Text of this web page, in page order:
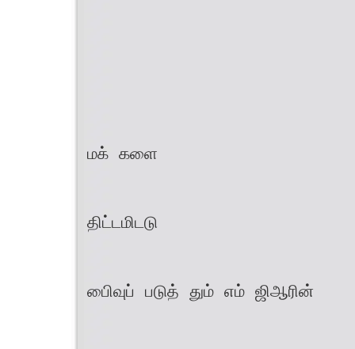
மக் களை
திட்டமிடடு
பிைவுப் படுத் தும் எம் ஜிஆரின்